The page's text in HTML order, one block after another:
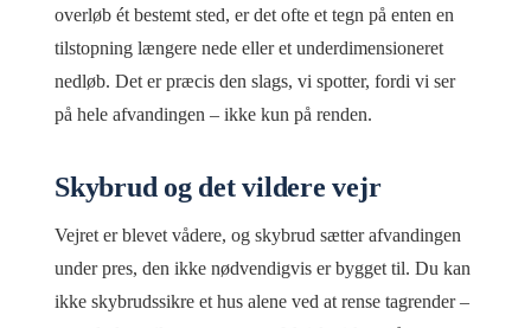
overløb ét bestemt sted, er det ofte et tegn på enten en
tilstopning længere nede eller et underdimensioneret
nedløb. Det er præcis den slags, vi spotter, fordi vi ser
på hele afvandingen – ikke kun på renden.
Skybrud og det vildere vejr
Vejret er blevet vådere, og skybrud sætter afvandingen
under pres, den ikke nødvendigvis er bygget til. Du kan
ikke skybrudssikre et hus alene ved at rense tagrender –